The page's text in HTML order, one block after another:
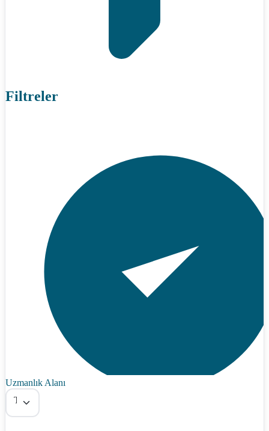
Filtreler
Uzmanlık Alanı
Tümü